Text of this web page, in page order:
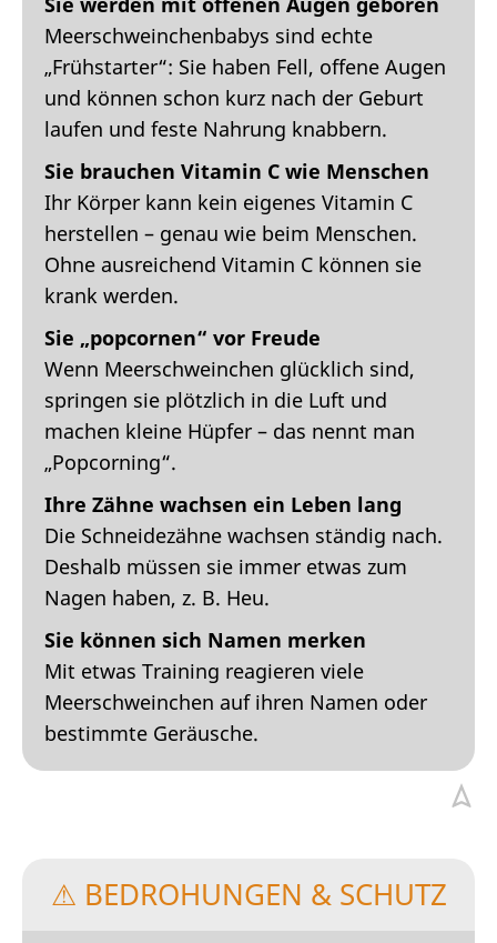
Meerschweinchenbabys sind echte
„Frühstarter“: Sie haben Fell, offene Augen
und können schon kurz nach der Geburt
laufen und feste Nahrung knabbern.
Sie brauchen Vitamin C wie Menschen
Ihr Körper kann kein eigenes Vitamin C
herstellen – genau wie beim Menschen.
Ohne ausreichend Vitamin C können sie
krank werden.
Sie „popcornen“ vor Freude
Wenn Meerschweinchen glücklich sind,
springen sie plötzlich in die Luft und
machen kleine Hüpfer – das nennt man
„Popcorning“.
Ihre Zähne wachsen ein Leben lang
Die Schneidezähne wachsen ständig nach.
Deshalb müssen sie immer etwas zum
Nagen haben, z. B. Heu.
Sie können sich Namen merken
Mit etwas Training reagieren viele
Meerschweinchen auf ihren Namen oder
bestimmte Geräusche.
⚠ BEDROHUNGEN & SCHUTZ